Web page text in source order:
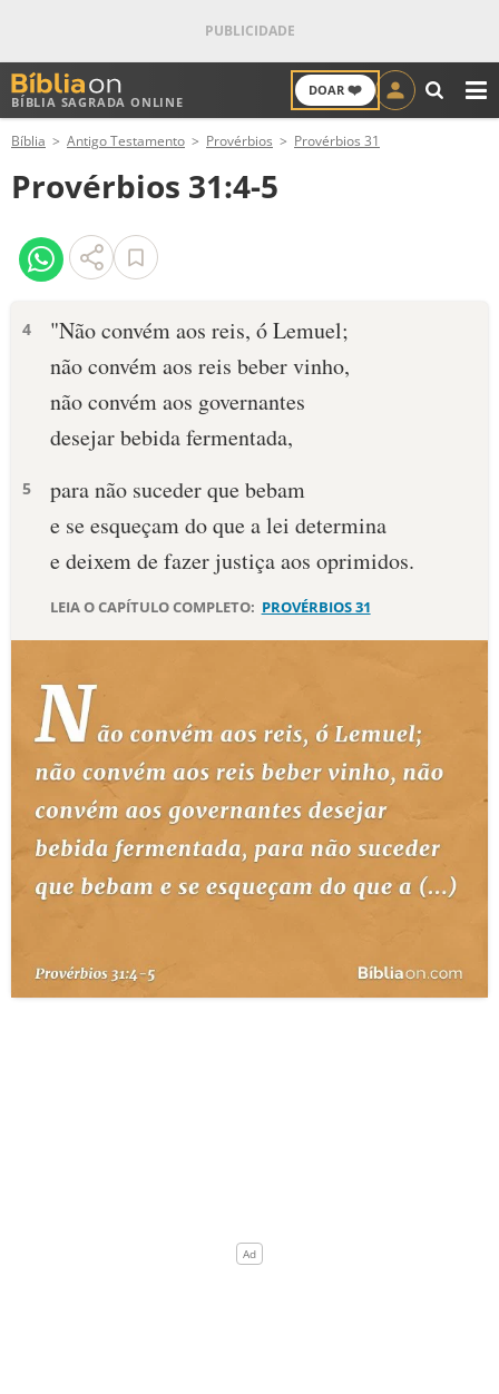
BÍBLIA SAGRADA ONLINE
DOAR ❤️
ANTIGO TESTAMENTO
NOVO TESTAMENTO
VERSÍCULOS
PALAVRA DO DIA
SALMO DO DIA
DEVOCIONAL DIÁRIO
10 MANDAMENTOS
ESTUDOS BÍBLICOS
TEMAS
PERGUNTE À BÍBLIA IA
TERMO BÍBLICO JOGOS
QUEM SOMOS
Bíblia Antigo Testamento Provérbios Provérbios 31
Provérbios 31:4-5
4
"Não convém aos reis, ó Lemuel;
não convém aos reis beber vinho,
não convém aos governantes
desejar bebida fermentada,
5
para não suceder que bebam
e se esqueçam do que a lei determina
e deixem de fazer justiça aos oprimidos.
LEIA O CAPÍTULO COMPLETO: PROVÉRBIOS 31